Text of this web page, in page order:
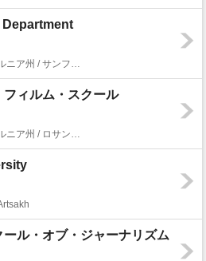
アメリカ / カリフォルニア州 / サンフランシスコ
フィルム・スクール
アメリカ / カリフォルニア州 / ロサンゼルス
ール・オブ・ジャーナリズム